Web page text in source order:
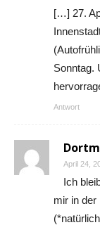
[…] 27.
Sonntag.
Antwort
April 24,
Ich
mir in der